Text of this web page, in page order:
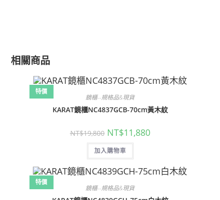
相關商品
特價
鏡櫃--規格品&現貨
KARAT鏡櫃NC4837GCB-70cm黃木紋
NT$19,800 原
始
價
格：
NT$19,800。
NT$11,880目
前
加入購物車
特價
鏡櫃--規格品&現貨